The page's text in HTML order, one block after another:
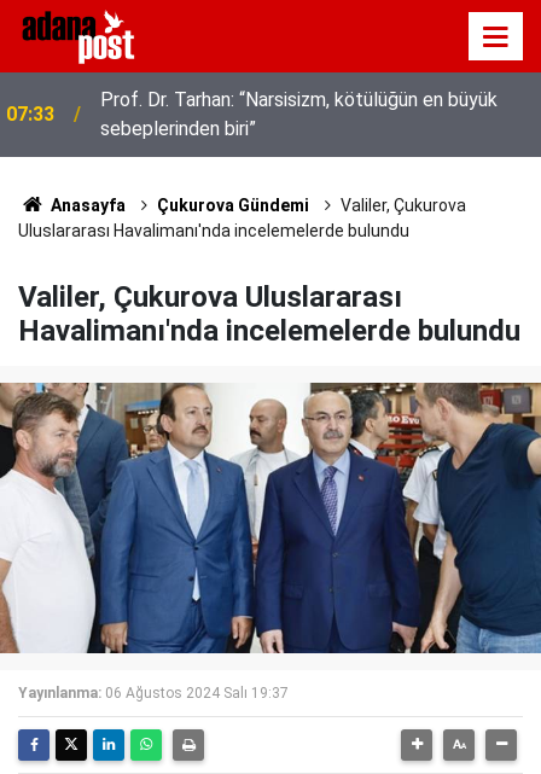
07:33
Prof. Dr. Tarhan: “Narsisizm, kötülüğün en büyük
sebeplerinden biri”
Anasayfa Çukurova Gündemi
Valiler, Çukurova
Uluslararası Havalimanı'nda incelemelerde bulundu
Valiler, Çukurova Uluslararası
Havalimanı'nda incelemelerde bulundu
Yayınlanma: 06 Ağustos 2024 Salı 19:37